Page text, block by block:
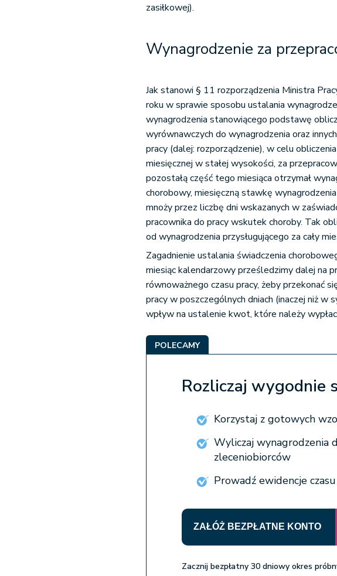
zasiłkowej).
Wynagrodzenie za
Jak stanowi § 11 rozporządzenia Ministra
roku w sprawie sposobu ustalania
wynagrodzenia stanowiącego podstawę
wyrównawczych do wynagrodzenia oraz
pracy (dalej: rozporządzenie), w celu
miesięcznej w stałej wysokości, za
pozostałą część tego miesiąca otrzymał
chorobowy, miesięczną stawkę
mnoży przez liczbę dni wskazanych w
pracownika do pracy wskutek choroby. Tak
od wynagrodzenia przysługującego za cały
Zagadnienie ustalania świadczenia
miesiąc kalendarzowy prześledzimy dalej na
równoważnego czasu pracy, żeby przekonać
pracy w poszczególnych dniach (inaczej niż
wpływ na ustalenie kwot, które należy
POLECAMY
Rozliczaj wygodnie
Korzystaj z gotowych
Wyliczaj wynagrodzenia
zleceniobiorców
Prowadź ewidencje
ZAŁÓŻ BEZPŁATNE KONTO
Zacznij bezpłatny 30 dniowy okres